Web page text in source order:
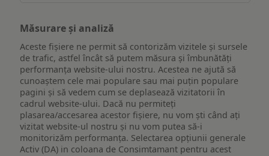
Măsurare și analiză
Aceste fișiere ne permit să contorizăm vizitele și sursele
de trafic, astfel încât să putem măsura și îmbunătăți
performanța website-ului nostru. Acestea ne ajută să
cunoaștem cele mai populare sau mai puțin populare
pagini și să vedem cum se deplasează vizitatorii în
cadrul website-ului. Dacă nu permiteți
plasarea/accesarea acestor fișiere, nu vom ști când ați
vizitat website-ul nostru și nu vom putea să-i
monitorizăm performanța. Selectarea opțiunii generale
Activ (DA) in coloana de Consimtamant pentru acest